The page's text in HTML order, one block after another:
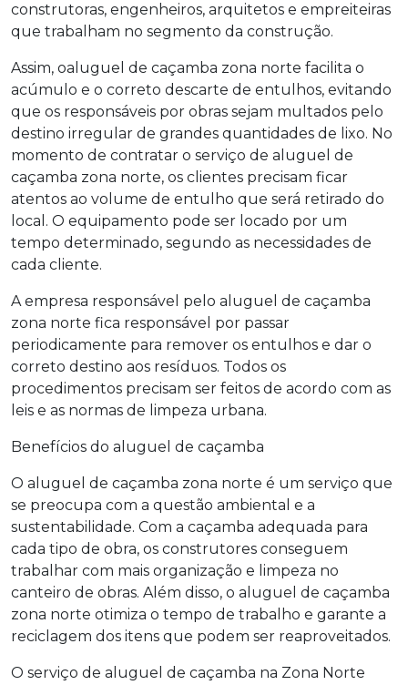
construtoras, engenheiros, arquitetos e empreiteiras
que trabalham no segmento da construção.
Assim, oaluguel de caçamba zona norte facilita o
acúmulo e o correto descarte de entulhos, evitando
que os responsáveis por obras sejam multados pelo
destino irregular de grandes quantidades de lixo. No
momento de contratar o serviço de aluguel de
caçamba zona norte, os clientes precisam ficar
atentos ao volume de entulho que será retirado do
local. O equipamento pode ser locado por um
tempo determinado, segundo as necessidades de
cada cliente.
A empresa responsável pelo aluguel de caçamba
zona norte fica responsável por passar
periodicamente para remover os entulhos e dar o
correto destino aos resíduos. Todos os
procedimentos precisam ser feitos de acordo com as
leis e as normas de limpeza urbana.
Benefícios do aluguel de caçamba
O aluguel de caçamba zona norte é um serviço que
se preocupa com a questão ambiental e a
sustentabilidade. Com a caçamba adequada para
cada tipo de obra, os construtores conseguem
trabalhar com mais organização e limpeza no
canteiro de obras. Além disso, o aluguel de caçamba
zona norte otimiza o tempo de trabalho e garante a
reciclagem dos itens que podem ser reaproveitados.
O serviço de aluguel de caçamba na Zona Norte